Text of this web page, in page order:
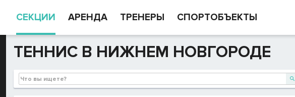
СЕКЦИИ АРЕНДА ТРЕНЕРЫ СПОРТОБЪЕКТЫ
ТЕННИС В НИЖНЕМ НОВГОРОДЕ
